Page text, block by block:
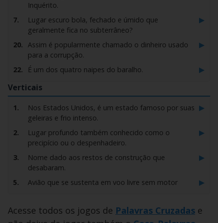
Inquérito.
7.
Lugar escuro bola, fechado e úmido que
geralmente fica no subterrâneo?
▶
20. Assim é popularmente chamado o dinheiro usado
para a corrupção.
▶
22. É um dos quatro naipes do baralho. ▶
31. A famosa modalidade esportiva que começou
sendo chamada de vale tudo e tem anderson silva
como ídolo
Termo usado quando algo está em linha reta ou
bem ajustado, como um terno elegante.
Ferramenta que um coveiro usa para escavar a
terra.
É o lugar onde duas ruas se cortam e se cruzam.
57. Cada uma das partes em que se divide uma cidade. ▶
figura geométrica
Verticais
1.
Nos Estados Unidos, é um estado famoso por suas
geleiras e frio intenso.
▶
2.
Lugar profundo também conhecido como o
precipício ou o despenhadeiro.
▶
3.
Nome dado aos restos de construção que
desabaram.
▶
5. Avião que se sustenta em voo livre sem motor ▶
das cinco e até da cadeira.
Acesse todos os jogos de Palavras Cruzadas e